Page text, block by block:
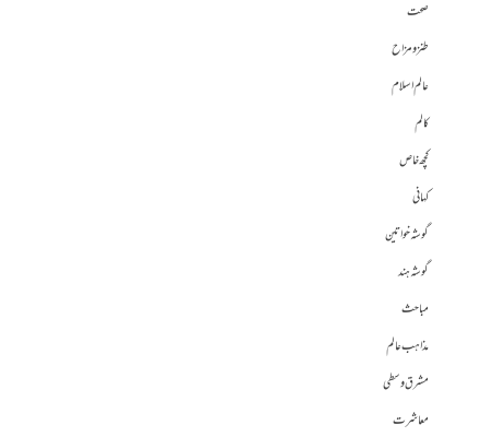
صحت
طنز و مزاح
عالم اسلام
کالم
کچھ خاص
کہانی
گوشہ خواتین
گوشہ ہند
مباحث
مذاہب عالم
مشرق وسطی
معاشرت